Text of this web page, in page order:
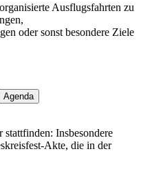
Ausflugsfahrten zu
oder sonst besondere Ziele
Agenda
Insbesondere
Akte, die in der